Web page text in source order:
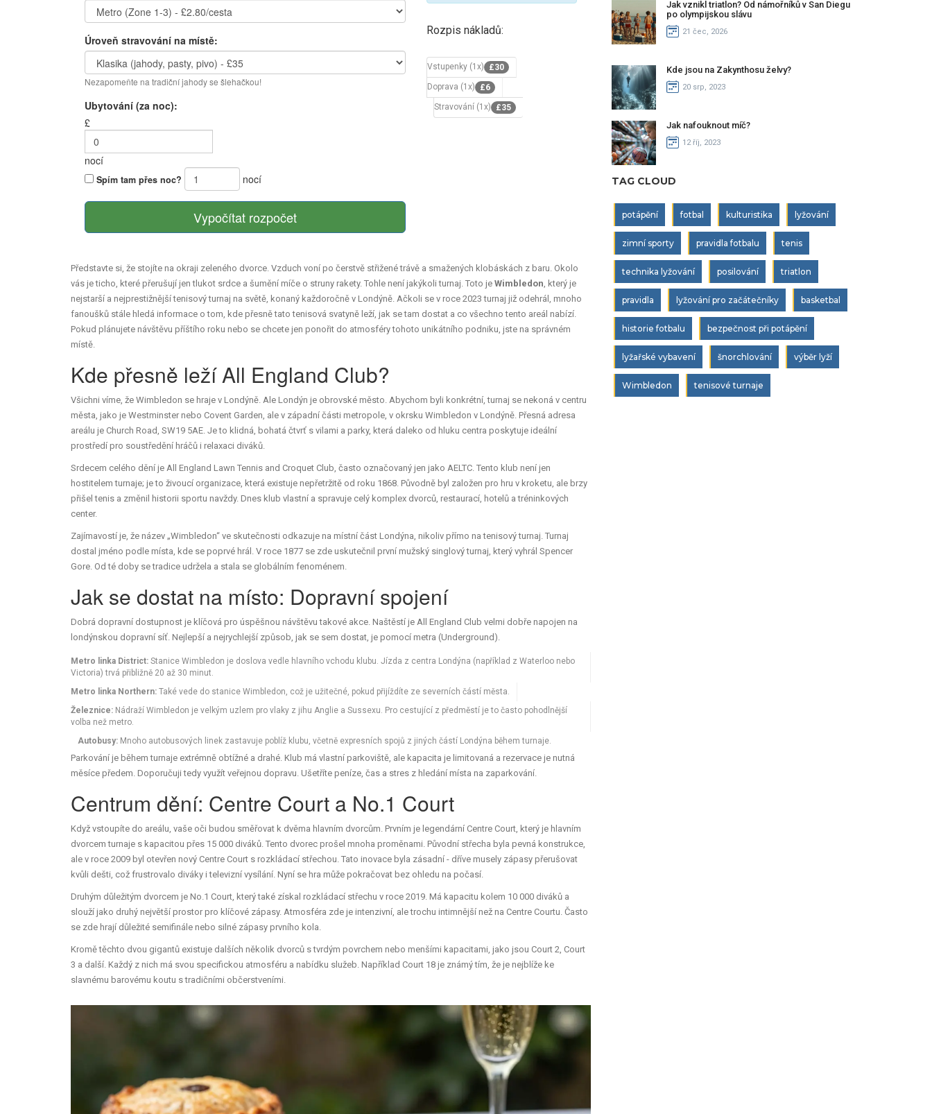
Úroveň stravování na místě:
Nezapomeňte na tradiční jahody se šlehačkou!
Ubytování (za noc):
£
nocí
Spím tam přes noc? nocí
Vypočítat rozpočet
Rozpis nákladů:
Vstupenky (1x) £30
Doprava (1x) £6
Stravování (1x) £35
Představte si, že stojíte na okraji zeleného dvorce. Vzduch voní po čerstvě střižené trávě a smažených klobáskách z baru. Okolo
vás je ticho, které přerušují jen tlukot srdce a šumění míče o struny rakety. Tohle není jakýkoli turnaj. Toto je Wimbledon , který je
nejstarší a nejprestižnější tenisový turnaj na světě, konaný každoročně v Londýně Ačkoli se v roce 2023 turnaj již odehrál, mnoho
fanoušků stále hledá informace o tom, kde přesně tato tenisová svatyně leží, jak se tam dostat a co všechno tento areál nabízí.
Pokud plánujete návštěvu příštího roku nebo se chcete jen ponořit do atmosféry tohoto unikátního podniku, jste na správném
místě.
Kde přesně leží All England Club?
Všichni víme, že Wimbledon se hraje v Londýně. Ale Londýn je obrovské město. Abychom byli konkrétní, turnaj se nekoná v centru
města, jako je Westminster nebo Covent Garden, ale v západní části metropole, v okrsku Wimbledon v Londýně Přesná adresa
areálu je Church Road, SW19 5AE. Je to klidná, bohatá čtvrť s vilami a parky, která daleko od hluku centra poskytuje ideální
prostředí pro soustředění hráčů i relaxaci diváků.
Srdecem celého dění je All England Lawn Tennis and Croquet Club , často označovaný jen jako AELTC Tento klub není jen
hostitelem turnaje; je to živoucí organizace, která existuje nepřetržitě od roku 1868. Původně byl založen pro hru v kroketu, ale brzy
přišel tenis a změnil historii sportu navždy. Dnes klub vlastní a spravuje celý komplex dvorců, restaurací, hotelů a tréninkových
center.
Zajímavostí je, že název „Wimbledon“ ve skutečnosti odkazuje na místní část Londýna, nikoliv přímo na tenisový turnaj. Turnaj
dostal jméno podle místa, kde se poprvé hrál. V roce 1877 se zde uskutečnil první mužský singlový turnaj, který vyhrál Spencer
Gore. Od té doby se tradice udržela a stala se globálním fenoménem.
Jak se dostat na místo: Dopravní spojení
Dobrá dopravní dostupnost je klíčová pro úspěšnou návštěvu takové akce. Naštěstí je All England Club velmi dobře napojen na
londýnskou dopravní síť. Nejlepší a nejrychlejší způsob, jak se sem dostat, je pomocí metra (Underground).
Metro linka District: Stanice Wimbledon je doslova vedle hlavního vchodu klubu. Jízda z centra Londýna (například z Waterloo nebo
Victoria) trvá přibližně 20 až 30 minut.
Metro linka Northern: Také vede do stanice Wimbledon, což je užitečné, pokud přijíždíte ze severních částí města.
Železnice: Nádraží Wimbledon je velkým uzlem pro vlaky z jihu Anglie a Sussexu. Pro cestující z předměstí je to často pohodlnější
volba než metro.
Autobusy: Mnoho autobusových linek zastavuje poblíž klubu, včetně expresních spojů z jiných částí Londýna během turnaje.
Parkování je během turnaje extrémně obtížné a drahé. Klub má vlastní parkoviště, ale kapacita je limitovaná a rezervace je nutná
měsíce předem. Doporučuji tedy využít veřejnou dopravu. Ušetříte peníze, čas a stres z hledání místa na zaparkování.
Centrum dění: Centre Court a No.1 Court
Když vstoupíte do areálu, vaše oči budou směřovat k dvěma hlavním dvorcům. Prvním je legendární Centre Court , který je hlavním
dvorcem turnaje s kapacitou přes 15 000 diváků Tento dvorec prošel mnoha proměnami. Původní střecha byla pevná konstrukce,
ale v roce 2009 byl otevřen nový Centre Court s rozkládací střechou. Tato inovace byla zásadní - dříve musely zápasy přerušovat
kvůli dešti, což frustrovalo diváky i televizní vysílání. Nyní se hra může pokračovat bez ohledu na počasí.
Druhým důležitým dvorcem je No.1 Court , který také získal rozkládací střechu v roce 2019. Má kapacitu kolem 10 000 diváků a
slouží jako druhý největší prostor pro klíčové zápasy. Atmosféra zde je intenzivní, ale trochu intimnější než na Centre Courtu. Často
se zde hrají důležité semifinále nebo silné zápasy prvního kola.
Kromě těchto dvou gigantů existuje dalších několik dvorců s tvrdým povrchem nebo menšími kapacitami, jako jsou Court 2, Court
3 a další. Každý z nich má svou specifickou atmosféru a nabídku služeb. Například Court 18 je známý tím, že je nejblíže ke
slavnému barovému koutu s tradičními občerstveními.
Jak vznikl triatlon? Od námořníků v San Diegu
po olympijskou slávu
21 čec, 2026
Kde jsou na Zakynthosu želvy?
20 srp, 2023
Jak nafouknout míč?
12 říj, 2023
TAG CLOUD
potápění fotbal kulturistika lyžování
zimní sporty pravidla fotbalu tenis
technika lyžování posilování triatlon
pravidla lyžování pro začátečníky basketbal
historie fotbalu bezpečnost při potápění
lyžařské vybavení šnorchlování výběr lyží
Wimbledon tenisové turnaje